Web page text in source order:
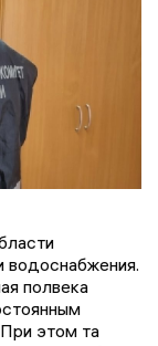
водоснабжения.
полвека
этом та